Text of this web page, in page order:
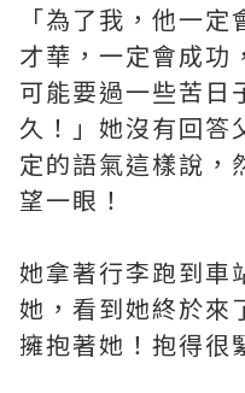
「為了我，他一
才華，一定會成功
可能要過一些苦日
久！」她沒有回答
定的語氣這樣說，
望一眼！
她拿著行李跑到車
她，看到她終於來
擁抱著她！抱得很